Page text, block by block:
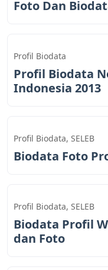
Foto Dan
Profil Biodata
Profil Biodata
Indonesia 2013
Profil Biodata, SELEB
Biodata Foto
Profil Biodata, SELEB
Biodata Profil
dan Foto